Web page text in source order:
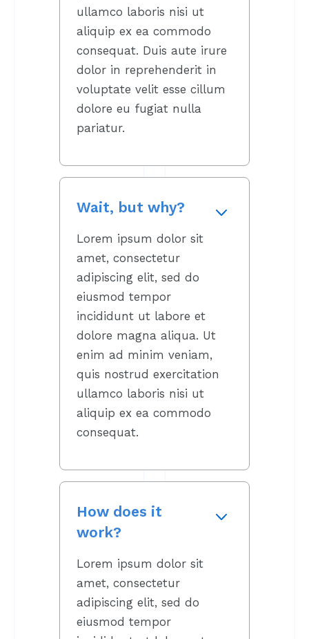
ullamco laboris nisi ut
aliquip ex ea commodo
consequat. Duis aute irure
dolor in reprehenderit in
voluptate velit esse cillum
dolore eu fugiat nulla
pariatur.
Wait, but why?
Lorem ipsum dolor sit
amet, consectetur
adipiscing elit, sed do
eiusmod tempor
incididunt ut labore et
dolore magna aliqua. Ut
enim ad minim veniam,
quis nostrud exercitation
ullamco laboris nisi ut
aliquip ex ea commodo
consequat.
How does it
work?
Lorem ipsum dolor sit
amet, consectetur
adipiscing elit, sed do
eiusmod tempor